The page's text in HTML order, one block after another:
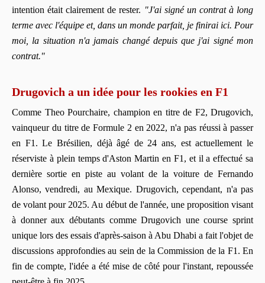
intention était clairement de rester. "J'ai signé un contrat à long
terme avec l'équipe et, dans un monde parfait, je finirai ici. Pour
moi, la situation n'a jamais changé depuis que j'ai signé mon
contrat."
Drugovich a un idée pour les rookies en F1
Comme Theo Pourchaire, champion en titre de F2, Drugovich,
vainqueur du titre de Formule 2 en 2022, n'a pas réussi à passer
en F1. Le Brésilien, déjà âgé de 24 ans, est actuellement le
réserviste à plein temps d'Aston Martin en F1, et il a effectué sa
dernière sortie en piste au volant de la voiture de Fernando
Alonso, vendredi, au Mexique. Drugovich, cependant, n'a pas
de volant pour 2025. Au début de l'année, une proposition visant
à donner aux débutants comme Drugovich une course sprint
unique lors des essais d'après-saison à Abu Dhabi a fait l'objet de
discussions approfondies au sein de la Commission de la F1. En
fin de compte, l'idée a été mise de côté pour l'instant, repoussée